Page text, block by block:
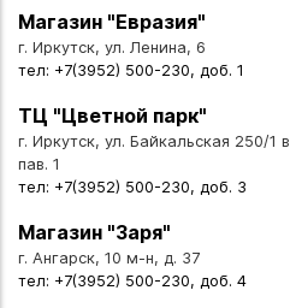
полке;
- подарка любителям
оригинальных аксессуаров.
Кому подойдёт
- любителям шахмат и
- ценителям оригинальной
- тем, кто стремится
запоминающимися предметами;
Магазин "Евразия"
г. Иркутск, ул. Ленина, 6
тел: +7(3952) 500-230, доб. 1
ТЦ "Цветной парк"
г. Иркутск, ул. Байкальская 250/1
пав. 1
тел: +7(3952) 500-230, доб. 3
Магазин "Заря"
г. Ангарск, 10 м-н, д. 37
тел: +7(3952) 500-230, доб. 4